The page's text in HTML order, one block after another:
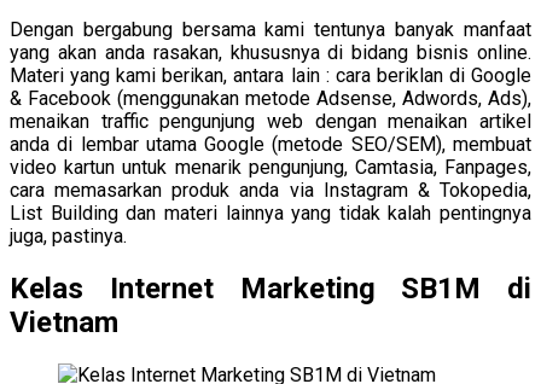
Dengan bergabung bersama kami tentunya banyak manfaat
yang akan anda rasakan, khususnya di bidang bisnis online.
Materi yang kami berikan, antara lain : cara beriklan di Google
& Facebook (menggunakan metode Adsense, Adwords, Ads),
menaikan traffic pengunjung web dengan menaikan artikel
anda di lembar utama Google (metode SEO/SEM), membuat
video kartun untuk menarik pengunjung, Camtasia, Fanpages,
cara memasarkan produk anda via Instagram & Tokopedia,
List Building dan materi lainnya yang tidak kalah pentingnya
juga, pastinya.
Kelas Internet Marketing SB1M di
Vietnam